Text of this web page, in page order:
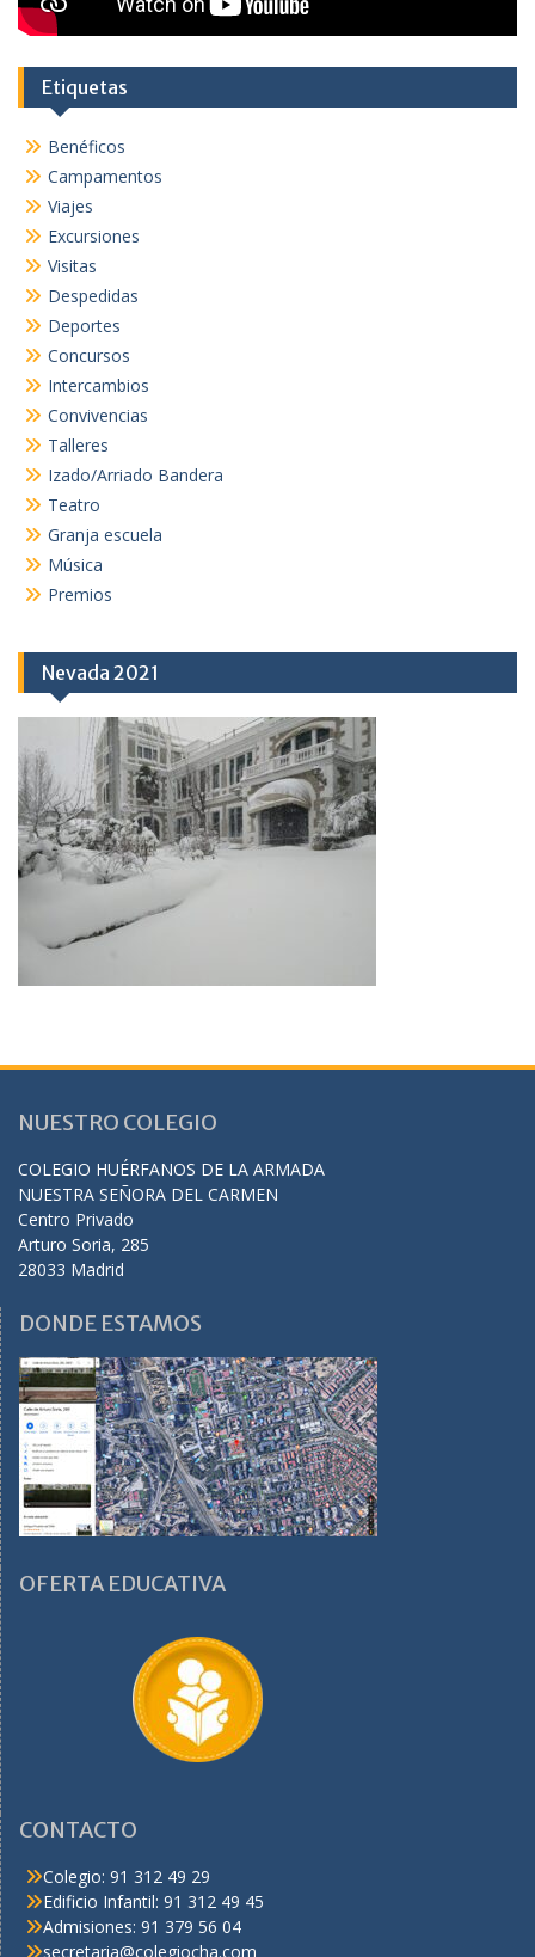
Etiquetas
Benéficos
Campamentos
Viajes
Excursiones
Visitas
Despedidas
Deportes
Concursos
Intercambios
Convivencias
Talleres
Izado/Arriado Bandera
Teatro
Granja escuela
Música
Premios
Nevada 2021
NUESTRO COLEGIO
COLEGIO HUÉRFANOS DE LA ARMADA
NUESTRA SEÑORA DEL CARMEN
Centro Privado
Arturo Soria, 285
28033 Madrid
DONDE ESTAMOS
OFERTA EDUCATIVA
CONTACTO
Colegio: 91 312 49 29
Edificio Infantil: 91 312 49 45
Admisiones: 91 379 56 04
secretaria@colegiocha.com